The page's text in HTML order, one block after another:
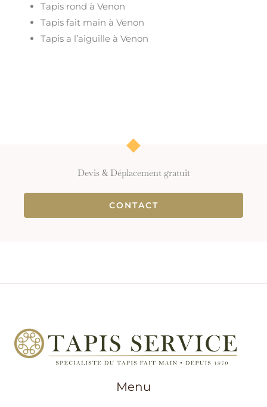
Tapis rond à Venon
Tapis fait main à Venon
Tapis a l’aiguille à Venon
Devis & Déplacement gratuit
CONTACT
Menu